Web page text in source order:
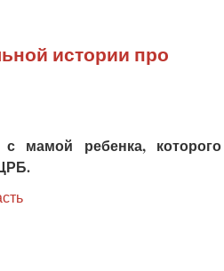
истории про
с мамой ребенка, которого